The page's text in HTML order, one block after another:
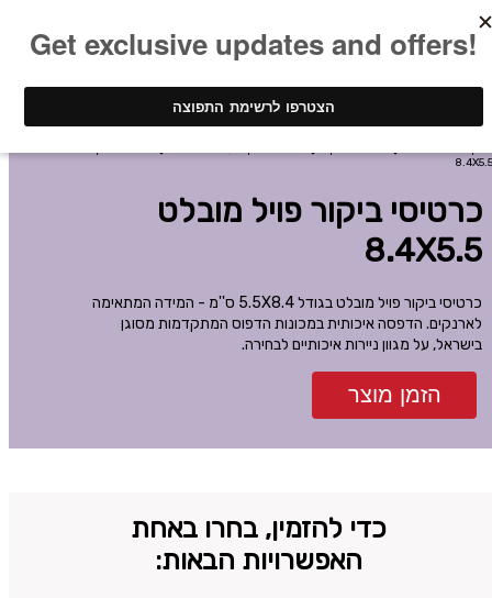
8.4X5.5
כרטיסי ביקור פויל מובלט
8.4X5.5
כרטיסי ביקור פויל מובלט בגודל 5.5X8.4 ס''מ - המידה המתאימה
לארנקים. הדפסה איכותית במכונות הדפוס המתקדמות מסוגן
בישראל, על מגוון ניירות איכותיים לבחירה.
הזמן מוצר
כדי להזמין, בחרו באחת
האפשרויות הבאות: